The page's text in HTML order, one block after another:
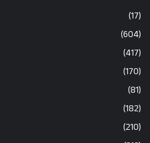
(17)
(604)
(417)
(170)
(81)
(182)
(210)